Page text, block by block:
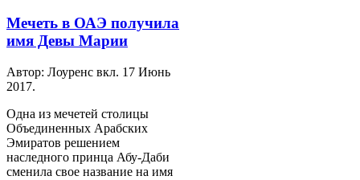
Мечеть в ОАЭ получила
имя Девы Марии
Автор: Лоуренс вкл. 17 Июнь
2017.
Одна из мечетей столицы
Объединенных Арабских
Эмиратов решением
наследного принца Абу-Даби
сменила свое название на имя